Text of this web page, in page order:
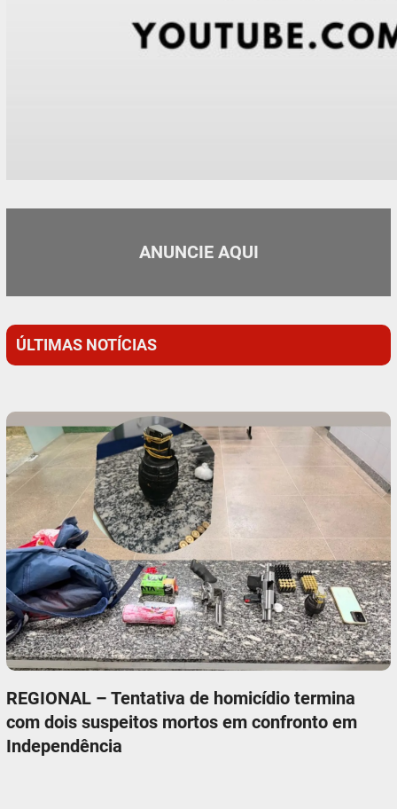
ANUNCIE AQUI
ÚLTIMAS NOTÍCIAS
REGIONAL – Tentativa de homicídio termina
com dois suspeitos mortos em confronto em
Independência